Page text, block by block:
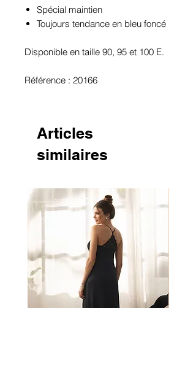
Spécial maintien
Toujours tendance en bleu foncé
Disponible en taille 90, 95 et 100 E.
Référence : 20166
Articles
similaires